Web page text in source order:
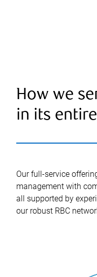
How we
in its
Our full-service
management with
all supported by
our robust RBC